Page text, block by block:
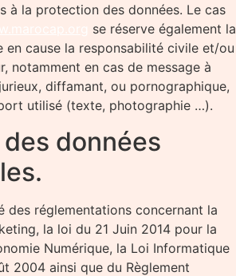
à la protection des données. Le cas
se réserve également la
en cause la responsabilité civile et/ou
notamment en cas de message à
diffamant, ou pornographique,
utilisé (texte, photographie …).
données
des réglementations concernant la
la loi du 21 Juin 2014 pour la
Numérique, la Loi Informatique
2004 ainsi que du Règlement